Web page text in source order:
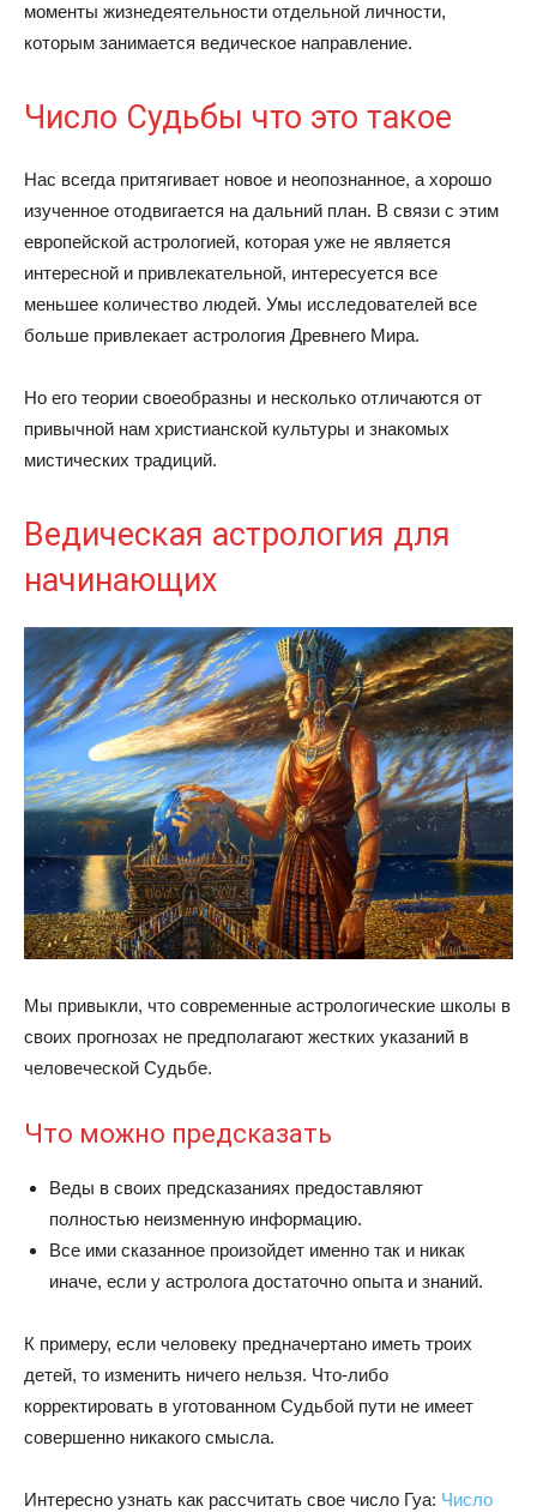
моменты жизнедеятельности отдельной личности,
которым занимается ведическое направление.
Число Судьбы что это такое
Нас всегда притягивает новое и неопознанное, а хорошо
изученное отодвигается на дальний план. В связи с этим
европейской астрологией, которая уже не является
интересной и привлекательной, интересуется все
меньшее количество людей. Умы исследователей все
больше привлекает астрология Древнего Мира.
Но его теории своеобразны и несколько отличаются от
привычной нам христианской культуры и знакомых
мистических традиций.
Ведическая астрология для
начинающих
Мы привыкли, что современные астрологические школы в
своих прогнозах не предполагают жестких указаний в
человеческой Судьбе.
Что можно предсказать
Веды в своих предсказаниях предоставляют
полностью неизменную информацию.
Все ими сказанное произойдет именно так и никак
иначе, если у астролога достаточно опыта и знаний.
К примеру, если человеку предначертано иметь троих
детей, то изменить ничего нельзя. Что-либо
корректировать в уготованном Судьбой пути не имеет
совершенно никакого смысла.
Интересно узнать как рассчитать свое число Гуа: Число